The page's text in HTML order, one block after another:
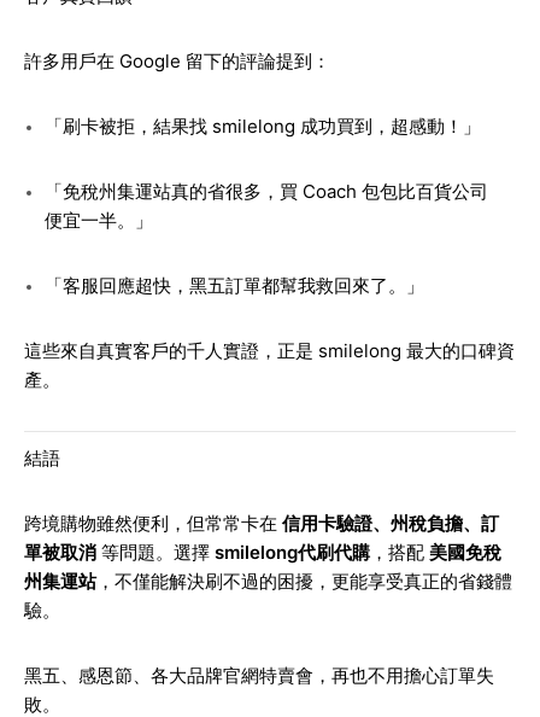
許多用戶在 Google 留下的評論提到：
「刷卡被拒，結果找 smilelong 成功買到，超感動！」
「免稅州集運站真的省很多，買 Coach 包包比百貨公司
便宜一半。」
「客服回應超快，黑五訂單都幫我救回來了。」
這些來自真實客戶的千人實證，正是 smilelong 最大的口碑資
產。
結語
跨境購物雖然便利，但常常卡在 信用卡驗證、州稅負擔、訂
單被取消 等問題。選擇 smilelong代刷代購 ，搭配 美國免稅
州集運站，不僅能解決刷不過的困擾，更能享受真正的省錢體
驗。
黑五、感恩節、各大品牌官網特賣會，再也不用擔心訂單失
敗。